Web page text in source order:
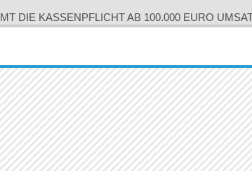
DIE KASSENPFLICHT AB 100.000 EURO